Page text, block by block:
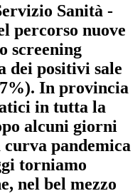
Sanità -
percorso nuove
screening
dei positivi sale
In provincia
in tutta la
alcuni giorni
pandemica
torniamo
nel bel mezzo